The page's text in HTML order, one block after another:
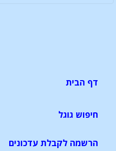
דף הבית
חיפוש גוגל
הרשמה לקבלת עדכונים